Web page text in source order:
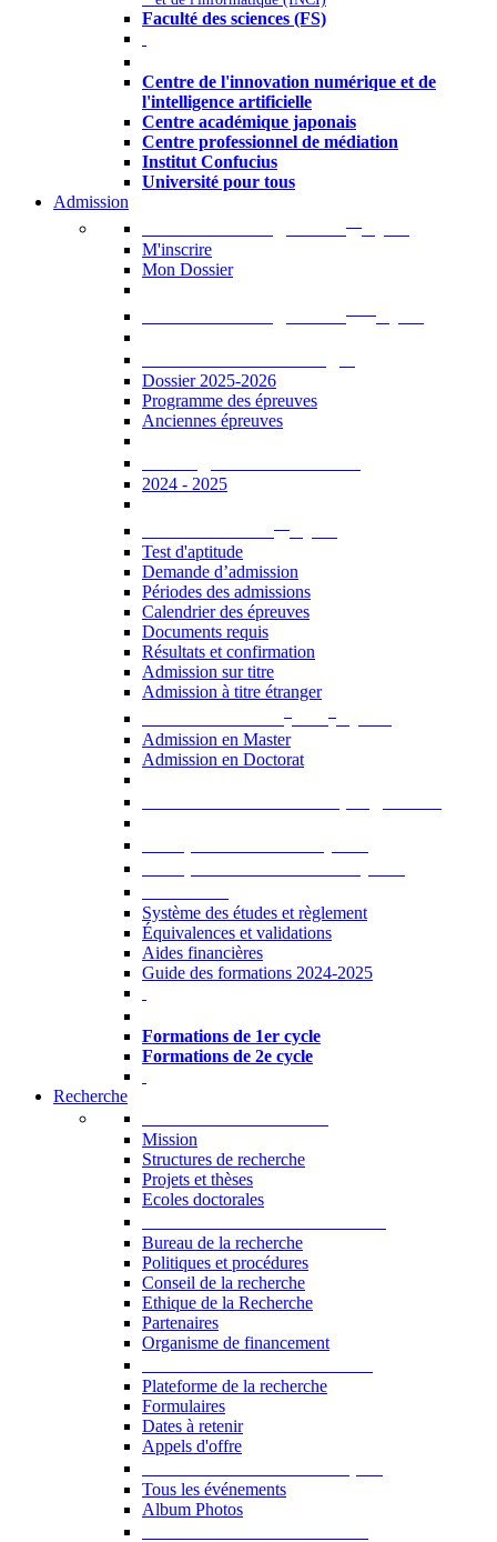
Faculté des sciences (FS)
Centre de l'innovation numérique et de
l'intelligence artificielle
Centre académique japonais
Centre professionnel de médiation
Institut Confucius
Université pour tous
Admission
M'inscrire
Mon Dossier
Dossier 2025-2026
Programme des épreuves
Anciennes épreuves
2024 - 2025
Test d'aptitude
Demande d’admission
Périodes des admissions
Calendrier des épreuves
Documents requis
Résultats et confirmation
Admission sur titre
Admission à titre étranger
Admission en Master
Admission en Doctorat
Système des études et règlement
Équivalences et validations
Aides financières
Guide des formations 2024-2025
Formations de 1er cycle
Formations de 2e cycle
Recherche
Mission
Structures de recherche
Projets et thèses
Ecoles doctorales
Bureau de la recherche
Politiques et procédures
Conseil de la recherche
Ethique de la Recherche
Partenaires
Organisme de financement
Plateforme de la recherche
Formulaires
Dates à retenir
Appels d'offre
Tous les événements
Album Photos